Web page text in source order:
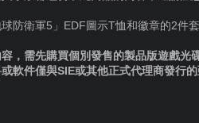
防衛軍5」EDF圖示T恤和徽章的2件套
，需先購買個別發售的製品版遊戲
軟件僅與SIE或其他正式代理商發行